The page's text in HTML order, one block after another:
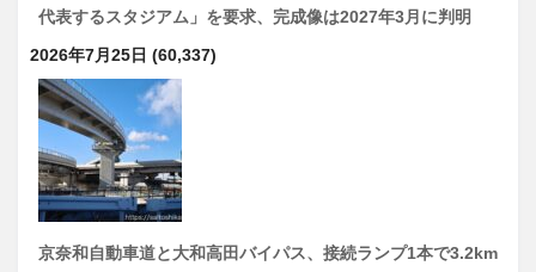
代表するスタジアム」を要求、完成像は2027年3月に判明
2026年7月25日 (60,337)
京奈和自動車道と大和高田バイパス、接続ランプ1本で3.2km